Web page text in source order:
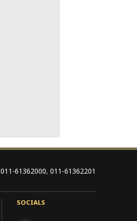
011-61362000, 011-61362201
SOCIALS